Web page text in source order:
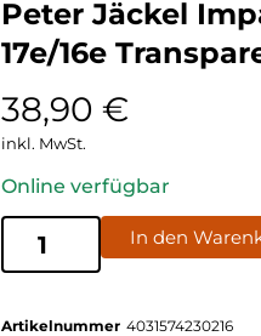
Peter Jäckel
17e/16e
38,90 €
inkl. MwSt.
Online verfügbar
In den
Artikelnummer 4031574230216